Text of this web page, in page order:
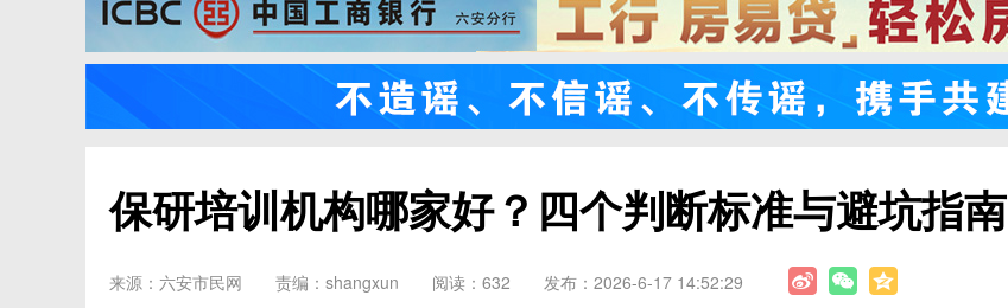
保研培训机构哪家好？四个判断标准与避坑指南
来源：六安市民网 责编：shangxun 阅读：632 发布：2026-6-17 14:52:29